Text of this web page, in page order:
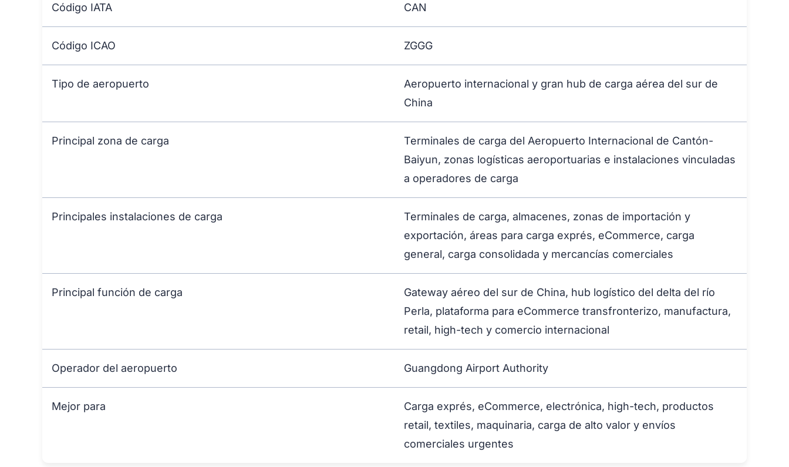
Código IATA CAN
Código ICAO ZGGG
Tipo de aeropuerto
Aeropuerto internacional y gran hub de carga aérea del sur de
China
Principal zona de carga
Terminales de carga del Aeropuerto Internacional de Cantón-
Baiyun, zonas logísticas aeroportuarias e instalaciones vinculadas
a operadores de carga
Principales instalaciones de carga
Terminales de carga, almacenes, zonas de importación y
exportación, áreas para carga exprés, eCommerce, carga
general, carga consolidada y mercancías comerciales
Principal función de carga
Gateway aéreo del sur de China, hub logístico del delta del río
Perla, plataforma para eCommerce transfronterizo, manufactura,
retail, high-tech y comercio internacional
Operador del aeropuerto Guangdong Airport Authority
Mejor para
Carga exprés, eCommerce, electrónica, high-tech, productos
retail, textiles, maquinaria, carga de alto valor y envíos
comerciales urgentes